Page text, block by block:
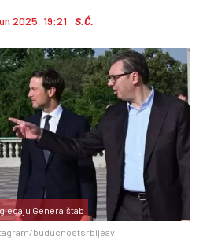
2025, 19:21 S.Ć.
buducnostsrbijeav
Generalštab